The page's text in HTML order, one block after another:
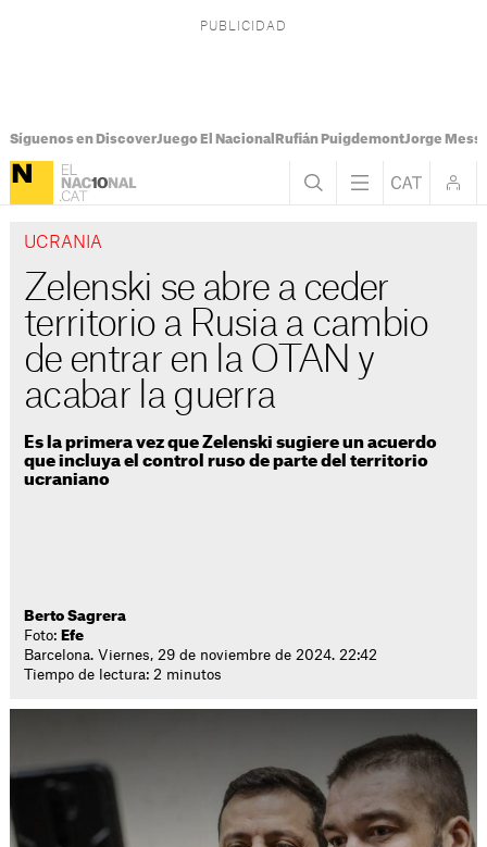
Síguenos en DiscoverJuego El Nacional Rufián PuigdemontJorge Messi
UCRANIA
Zelenski se abre a ceder
territorio a Rusia a cambio
de entrar en la OTAN y
acabar la guerra
Es la primera vez que Zelenski sugiere un acuerdo
que incluya el control ruso de parte del territorio
ucraniano
Berto Sagrera
Foto: Efe
Barcelona. Viernes, 29 de noviembre de 2024. 22:42
Tiempo de lectura: 2 minutos